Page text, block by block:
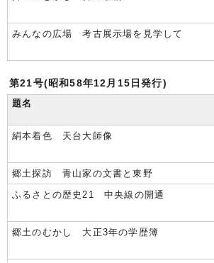
みんなの広場 考古展示場を見学して
第21号(昭和58年12月15日発行)
題名
絹本着色 天台大師像
郷土探訪 青山家の文書と東野
ふるさとの歴史21 中央線の開通
郷土のむかし 大正3年の学歴簿